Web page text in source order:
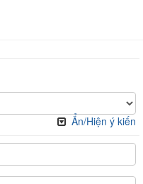
Ẩn/Hiện ý kiến